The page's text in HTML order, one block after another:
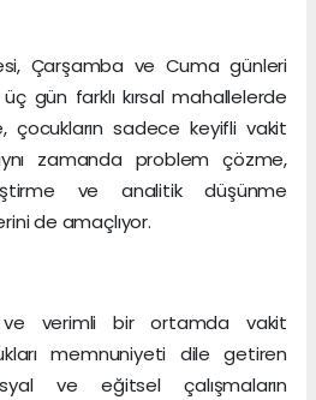
Çarşamba ve Cuma günleri
gün farklı kırsal mahallelerde
çocukların sadece keyifli vakit
zamanda problem çözme,
ve analitik düşünme
de amaçlıyor.
ve verimli bir ortamda vakit
memnuniyeti dile getiren
ve eğitsel çalışmaların